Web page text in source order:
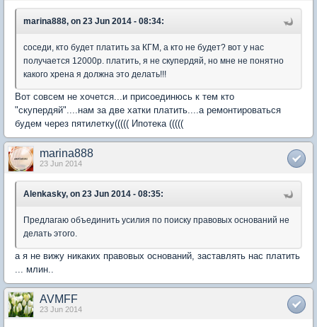
marina888, on 23 Jun 2014 - 08:34:
соседи, кто будет платить за КГМ, а кто не будет? вот у нас
получается 12000р. платить, я не скупердяй, но мне не понятно
какого хрена я должна это делать!!!
Вот совсем не хочется...и присоединюсь к тем кто
"скупердяй"....нам за две хатки платить....а ремонтироваться
будем через пятилетку((((( Ипотека (((((
marina888
23 Jun 2014
Alenkasky, on 23 Jun 2014 - 08:35:
Предлагаю объединить усилия по поиску правовых оснований не
делать этого.
а я не вижу никаких правовых оснований, заставлять нас платить
... млин..
AVMFF
23 Jun 2014